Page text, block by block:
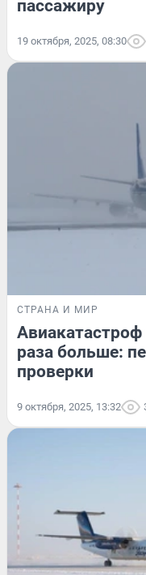
пассажиру
19 октября, 2025, 08:30
СТРАНА И МИР
Авиакатастроф
раза больше:
проверки
9 октября, 2025, 13:32